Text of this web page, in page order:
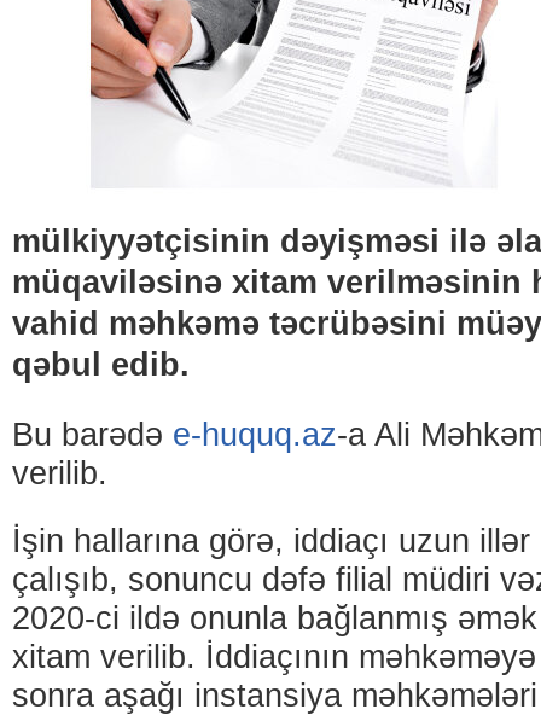
mülkiyyətçisinin dəyişməsi ilə
müqaviləsinə xitam verilməsinin
vahid məhkəmə təcrübəsini
qəbul edib.
Bu barədə e-huquq.az-a Ali
verilib.
İşin hallarına görə, iddiaçı uzun
çalışıb, sonuncu dəfə filial müdiri
2020-ci ildə onunla bağlanmış
xitam verilib. İddiaçının
sonra aşağı instansiya